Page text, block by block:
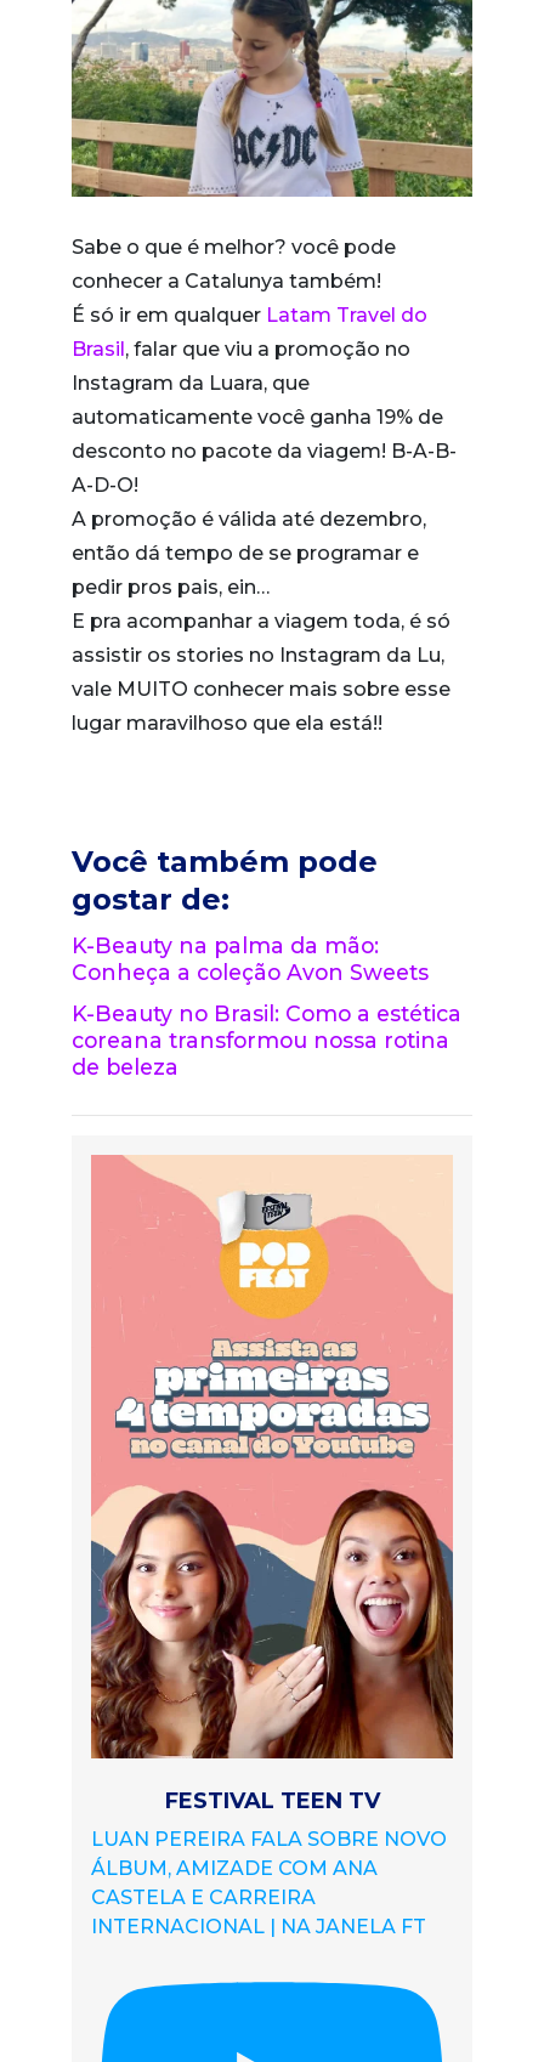
Sabe o que é melhor? você pode
conhecer a Catalunya também!
É só ir em qualquer Latam Travel do
Brasil , falar que viu a promoção no
Instagram da Luara, que
automaticamente você ganha 19% de
desconto no pacote da viagem! B-A-B-
A-D-O!
A promoção é válida até dezembro,
então dá tempo de se programar e
pedir pros pais, ein…
E pra acompanhar a viagem toda, é só
assistir os stories no Instagram da Lu,
vale MUITO conhecer mais sobre esse
lugar maravilhoso que ela está!!
Você também pode
gostar de:
K-Beauty na palma da mão:
Conheça a coleção Avon Sweets
K-Beauty no Brasil: Como a estética
coreana transformou nossa rotina
de beleza
FESTIVAL TEEN TV
LUAN PEREIRA FALA SOBRE NOVO
ÁLBUM, AMIZADE COM ANA
CASTELA E CARREIRA
INTERNACIONAL | NA JANELA FT